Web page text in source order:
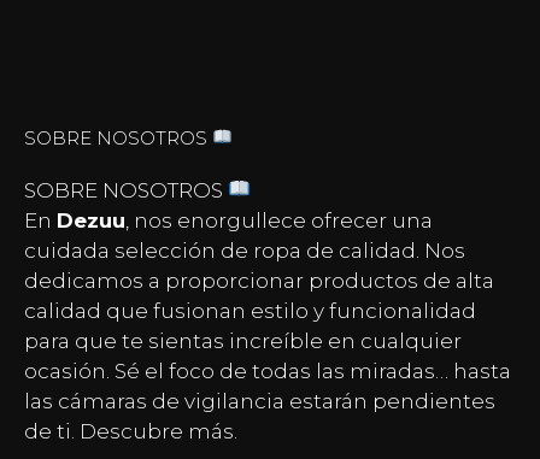
SOBRE NOSOTROS
SOBRE NOSOTROS
En Dezuu , nos enorgullece ofrecer una
cuidada selección de ropa de calidad. Nos
dedicamos a proporcionar productos de alta
calidad que fusionan estilo y funcionalidad
para que te sientas increíble en cualquier
ocasión. Sé el foco de todas las miradas… hasta
las cámaras de vigilancia estarán pendientes
de ti. Descubre más.